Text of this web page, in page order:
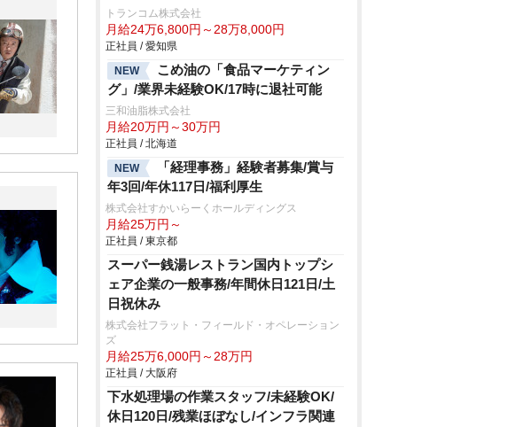
トランコム株式会社
月給24万6,800円～28万8,000円
正社員 / 愛知県
NEW
こめ油の「食品マーケティン
グ」/業界未経験OK/17時に退社可能
三和油脂株式会社
月給20万円～30万円
正社員 / 北海道
NEW
「経理事務」経験者募集/賞与
年3回/年休117日/福利厚生
株式会社すかいらーくホールディングス
月給25万円～
正社員 / 東京都
スーパー銭湯レストラン国内トップシ
ェア企業の一般事務/年間休日121日/土
日祝休み
株式会社フラット・フィールド・オペレーション
ズ
月給25万6,000円～28万円
正社員 / 大阪府
下水処理場の作業スタッフ/未経験OK/
休日120日/残業ほぼなし/インフラ関連